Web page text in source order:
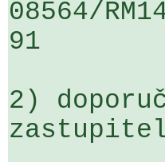
08564/
91
2)